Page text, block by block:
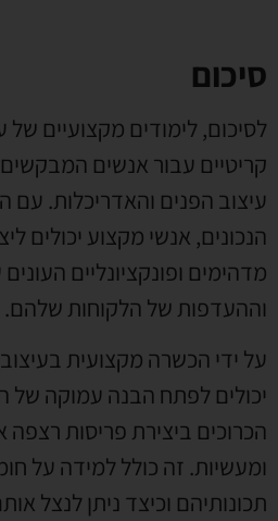
סיכום
לסיכום, לימודים מקצועיים של
קריטיים עבור אנשים
עיצוב הפנים והאדריכלות. עם
הנכונים, אנשי מקצוע יכולים
מדהימים ופונקציונליים
וההעדפות של הלקוחות שלהם.
על ידי הכשרה מקצועית
יכולים לפתח הבנה עמוקה של
הכרוכים ביצירת פריסות רצפה
ומעשיות. זה כולל למידה על
תכונותיהם וכיצד ניתן לנצל